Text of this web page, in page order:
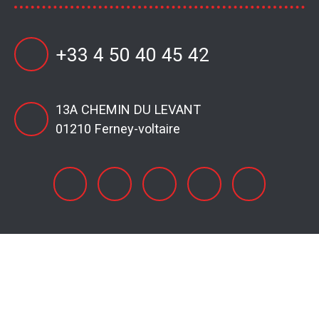
+33 4 50 40 45 42
13A CHEMIN DU LEVANT
01210 Ferney-voltaire